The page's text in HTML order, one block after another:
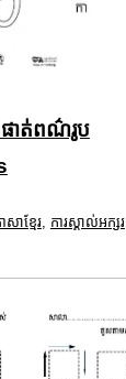
ាត់ពណ៌រូប
សាខ្មែរ, ការស្គាល់អក្សរ,